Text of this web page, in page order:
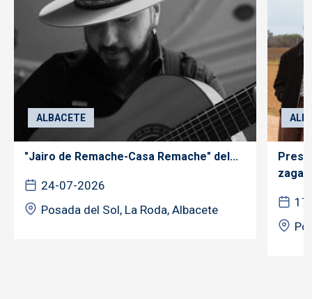
ALBACETE
"Jairo de Remache-Casa Remache" del...
24-07-2026
Posada del Sol, La Roda, Albacete